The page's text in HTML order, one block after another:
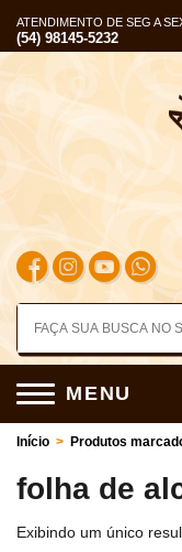
ATENDIMENTO DE SEG A
(54) 98145-5232
MENU
Início > Produtos
folha de
Exibindo um único